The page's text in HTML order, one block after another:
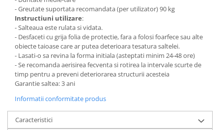
- Greutate suportata recomandata (per utilizator) 90 kg
Instructiuni utilizare:
- Salteaua este rulata si vidata.
- Desfaceti cu grija folia de protectie, fara a folosi foarfece sau alte
obiecte taioase care ar putea deterioara tesatura saltelei.
- Lasati-o sa revina la forma initiala (asteptati minim 24-48 ore)
- Se recomanda aerisirea fecventa si rotirea la intervale scurte de
timp pentru a preveni deteriorarea structurii acesteia
Garantie saltea: 3 ani
Informatii conformitate produs
Caracteristici